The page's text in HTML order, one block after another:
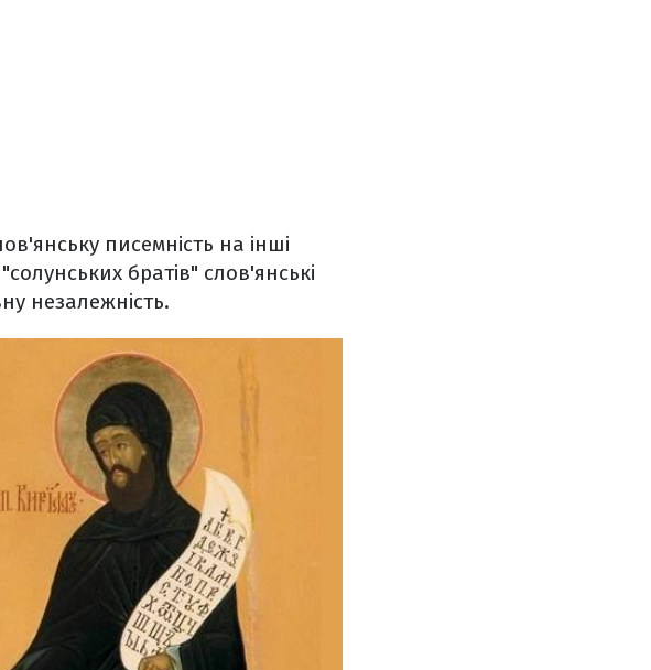
писемність на інші
братів" слов'янські
незалежність.